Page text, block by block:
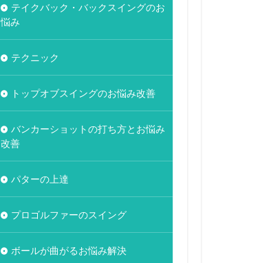
テイクバック・バックスイングのお
悩み
テクニック
トップオブスイングのお悩み改善
バンカーショットの打ち方とお悩み
改善
パターの上達
プロゴルファーのスイング
ボールが曲がるお悩み解決